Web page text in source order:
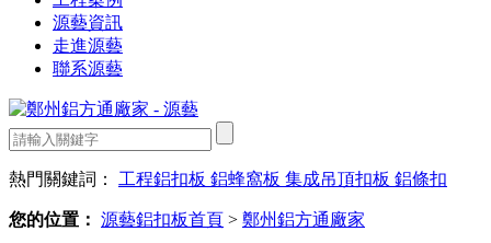
源藝資訊
走進源藝
聯系源藝
熱門關鍵詞： 工程鋁扣板 鋁蜂窩板 集成吊頂扣板 鋁條扣
您的位置： 源藝鋁扣板首頁 > 鄭州鋁方通廠家